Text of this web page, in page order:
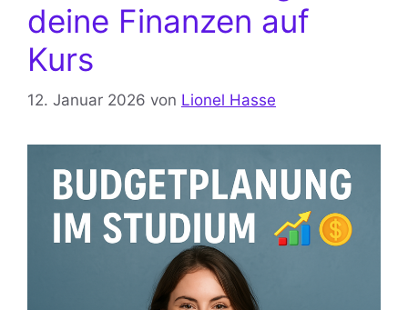
deine Finanzen auf
Kurs
12. Januar 2026 von Lionel Hasse